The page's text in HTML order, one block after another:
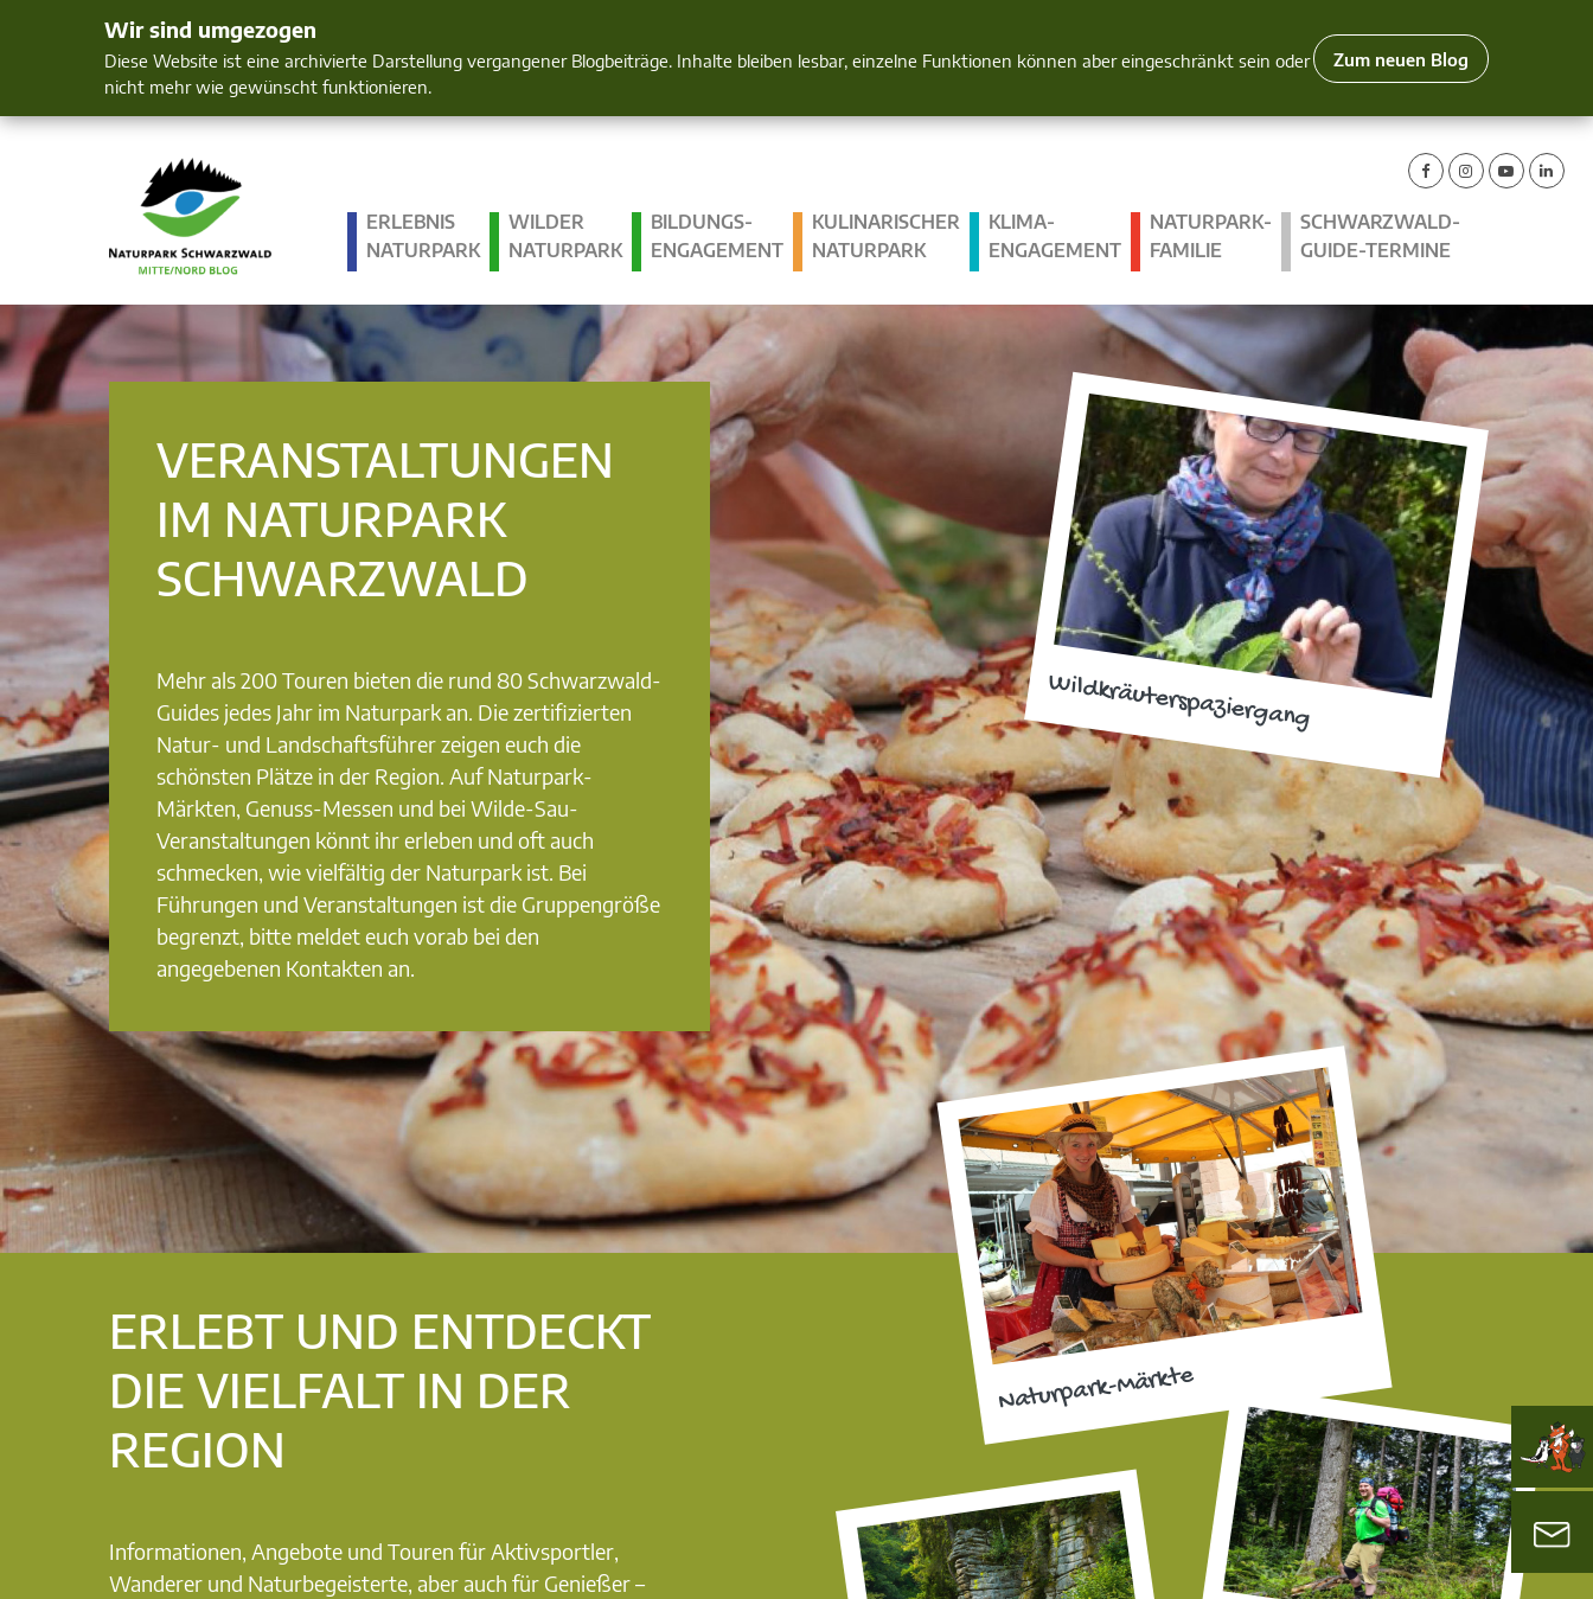
Wir sind umgezogen
Diese Website ist eine archivierte Darstellung vergangener Blogbeiträge. Inhalte bleiben lesbar, einzelne Funktionen können aber eingeschränkt sein oder
nicht mehr wie gewünscht funktionieren.
Zum neuen Blog
Mensch und Natur im Blick
ERLEBNIS
NATURPARK
WILDER
NATURPARK
BILDUNGS­
ENGAGEMENT
KULINARISCHER
NATURPARK
KLIMA­
ENGAGEMENT
NATURPARK-
FAMILIE
SCHWARZWALD-
GUIDE-TERMINE
Wildkräuterspaziergang
VERANSTALTUNGEN
IM NATURPARK
SCHWARZWALD
Mehr als 200 Touren bieten die rund 80 Schwarzwald-
Guides jedes Jahr im Naturpark an. Die zertifizierten
Natur- und Landschaftsführer zeigen euch die
schönsten Plätze in der Region. Auf Naturpark-
Märkten, Genuss-Messen und bei Wilde-Sau-
Veranstaltungen könnt ihr erleben und oft auch
schmecken, wie vielfältig der Naturpark ist. Bei
Führungen und Veranstaltungen ist die Gruppengröße
begrenzt, bitte meldet euch vorab bei den
angegebenen Kontakten an.
ERLEBT UND ENTDECKT
DIE VIELFALT IN DER
REGION
Informationen, Angebote und Touren für Aktivsportler,
Wanderer und Naturbegeisterte, aber auch für Genießer –
Naturpark-Märkte